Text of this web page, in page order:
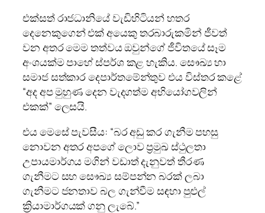
එක්සත් රාජධානියේ වැඩිහිටියන් හතර
දෙනෙකුගෙන් එක් අයෙකු තරබාරුකමින් ජීවත්
වන අතර මෙම තත්වය ඔවුන්ගේ ජීවිතයේ සෑම
අංශයක්ම පාහේ ස්පර්ශ කළ හැකිය. සෞඛ්‍ය හා
සමාජ සත්කාර දෙපාර්තමේන්තුව එය විස්තර කළේ
“අද අප මුහුණ දෙන වැදගත්ම අභියෝගවලින්
එකක්” ලෙසයි.
එය මෙසේ පැවසීය: “බර අඩු කර ගැනීම පහසු
නොවන අතර අපගේ ලොව ප්‍රමුඛ ස්ථුලතා
උපායමාර්ගය මගින් වඩාත් දැනුවත් තීරණ
ගැනීමට සහ සෞඛ්‍ය සම්පන්න බරක් ලබා
ගැනීමට ජනතාව බල ගැන්වීම සඳහා පුළුල්
ක්‍රියාමාර්ගයක් ගනු ලැබේ.”